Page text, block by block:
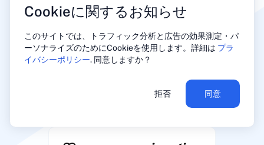
Cookieに関するお知らせ
このサイトでは、トラフィック分析と広告の効果測定・パ
ーソナライズのためにCookieを使用します。詳細は プラ
イバシーポリシー. 同意しますか？
拒否 同意
vs
vs